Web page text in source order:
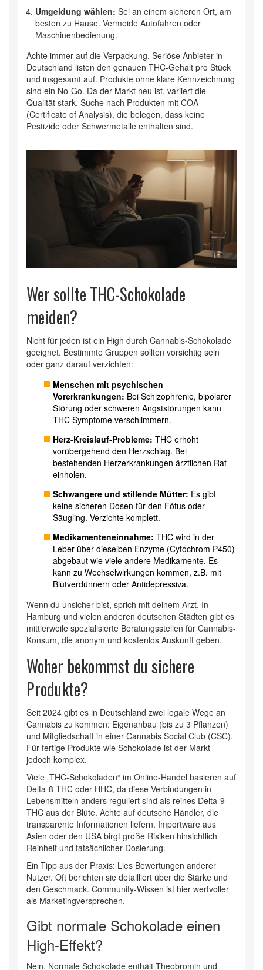
Umgeldung wählen: Sei an einem sicheren Ort, am
besten zu Hause. Vermeide Autofahren oder
Maschinenbedienung.
Achte immer auf die Verpackung. Seriöse Anbieter in
Deutschland listen den genauen THC-Gehalt pro Stück
und insgesamt auf. Produkte ohne klare Kennzeichnung
sind ein No-Go. Da der Markt neu ist, variiert die
Qualität stark. Suche nach Produkten mit COA
(Certificate of Analysis), die belegen, dass keine
Pestizide oder Schwermetalle enthalten sind.
Wer sollte THC-Schokolade
meiden?
Nicht für jeden ist ein High durch Cannabis-Schokolade
geeignet. Bestimmte Gruppen sollten vorsichtig sein
oder ganz darauf verzichten:
Menschen mit psychischen
Vorerkrankungen: Bei Schizophrenie, bipolarer
Störung oder schweren Angststörungen kann
THC Symptome verschlimmern.
Herz-Kreislauf-Probleme: THC erhöht
vorübergehend den Herzschlag. Bei
bestehenden Herzerkrankungen ärztlichen Rat
einholen.
Schwangere und stillende Mütter: Es gibt
keine sicheren Dosen für den Fötus oder
Säugling. Verzichte komplett.
Medikamenteneinnahme: THC wird in der
Leber über dieselben Enzyme (Cytochrom P450)
abgebaut wie viele andere Medikamente. Es
kann zu Wechselwirkungen kommen, z.B. mit
Blutverdünnern oder Antidepressiva.
Wenn du unsicher bist, sprich mit deinem Arzt. In
Hamburg und vielen anderen deutschen Städten gibt es
mittlerweile spezialisierte Beratungsstellen für Cannabis-
Konsum, die anonym und kostenlos Auskunft geben.
Woher bekommst du sichere
Produkte?
Seit 2024 gibt es in Deutschland zwei legale Wege an
Cannabis zu kommen: Eigenanbau (bis zu 3 Pflanzen)
und Mitgliedschaft in einer Cannabis Social Club (CSC).
Für fertige Produkte wie Schokolade ist der Markt
jedoch komplex.
Viele „THC-Schokoladen“ im Online-Handel basieren auf
Delta-8-THC oder HHC, da diese Verbindungen in
Lebensmitteln anders reguliert sind als reines Delta-9-
THC aus der Blüte. Achte auf deutsche Händler, die
transparente Informationen liefern. Importware aus
Asien oder den USA birgt große Risiken hinsichtlich
Reinheit und tatsächlicher Dosierung.
Ein Tipp aus der Praxis: Lies Bewertungen anderer
Nutzer. Oft berichten sie detailliert über die Stärke und
den Geschmack. Community-Wissen ist hier wertvoller
als Marketingversprechen.
Gibt normale Schokolade einen
High-Effekt?
Nein. Normale Schokolade enthält Theobromin und